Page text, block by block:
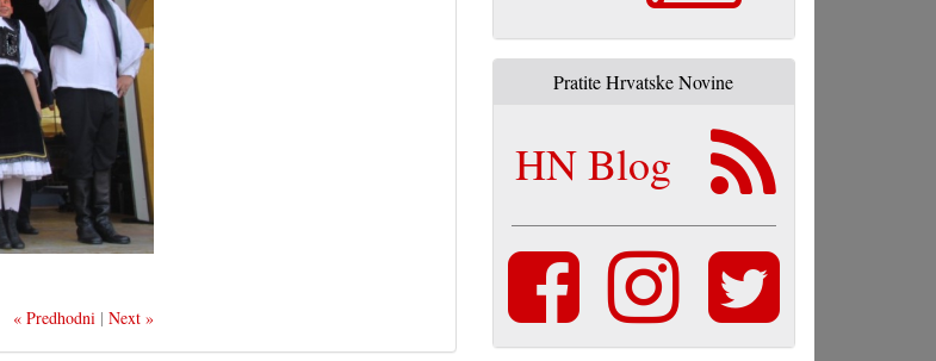
« Predhodni |Next »
Pratite Hrvatske Novine
HN Blog